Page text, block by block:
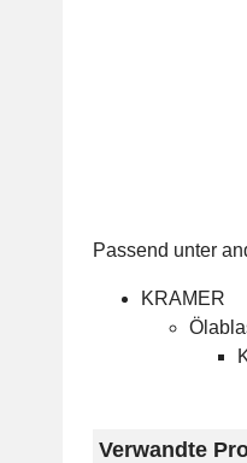
Passend unter
KRAMER
Verwandte